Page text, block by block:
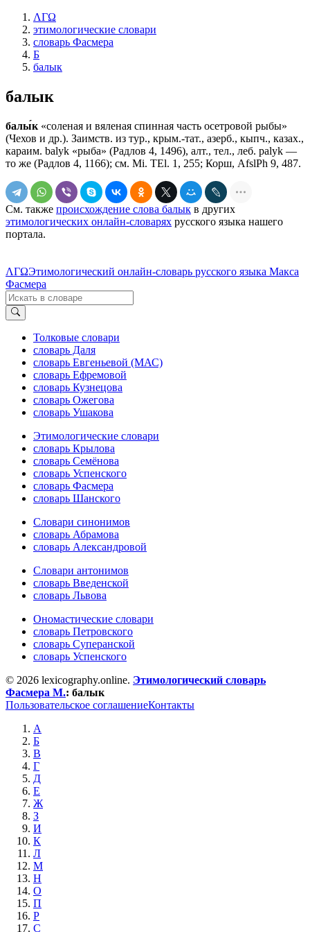
ΛΓΩ
этимологические словари
словарь Фасмера
Б
балык
балык
балы́к «соленая и вяленая спинная часть осетровой рыбы»
(Чехов и др.). Заимств. из тур., крым.-тат., азерб., кыпч., казах.,
караим. balyk «рыба» (Радлов 4, 1496), алт., тел., леб. palyk —
то же (Радлов 4, 1166); см. Mi. TEl. 1, 255; Корш, AfslPh 9, 487.
См. также происхождение слова балык в других
этимологических онлайн-словарях русского языка нашего
портала.
ΛΓΩЭтимологический онлайн-словарь русского языка Макса
Фасмера
Толковые словари
словарь Даля
словарь Евгеньевой (МАС)
словарь Ефремовой
словарь Кузнецова
словарь Ожегова
словарь Ушакова
Этимологические словари
словарь Крылова
словарь Семёнова
словарь Успенского
словарь Фасмера
словарь Шанского
Словари синонимов
словарь Абрамова
словарь Александровой
Словари антонимов
словарь Введенской
словарь Львова
Ономастические словари
словарь Петровского
словарь Суперанской
словарь Успенского
© 2026 lexicography.online. Этимологический словарь
Фасмера М.: балык
Пользовательское соглашениеКонтакты
А
Б
В
Г
Д
Е
Ж
З
И
К
Л
М
Н
О
П
Р
С